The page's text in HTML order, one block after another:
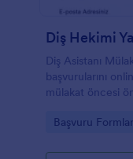
Diş Asistanı
başvurularını
mülakat öncesi
Go to Category:
Başvuru